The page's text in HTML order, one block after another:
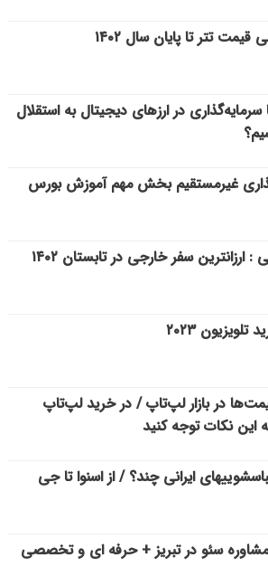
تتر تا پایان سال ۱۴۰۲
در ارزهای دیجیتال به استقلال
غیرمستقیم بخش مهم آموزش بورس
: ارزانترین سفر خارجی در تابستان ۱۴۰۲
۲۰۲۳
در بازار لپ‌تاپ / در خرید لپ‌تاپ
این نکات توجه کنید
ماشین لباسشویی‎های ایرانی چند؟ / از اسنوا تا جی
سئو در تبریز + حرفه ای و تخصصی